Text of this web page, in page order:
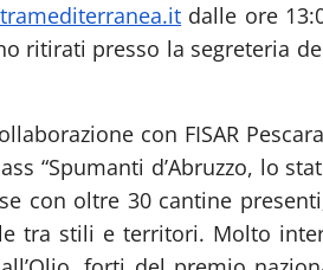
dalle ore
ritirati presso la segreteria
con FISAR
“Spumanti d’Abruzzo, lo
con oltre 30 cantine
tra stili e territori. Molto